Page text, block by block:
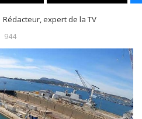
Rédacteur, expert de la TV
944